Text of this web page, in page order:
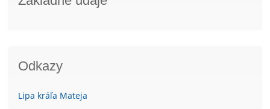
Odkazy
Lipa kráľa Mateja